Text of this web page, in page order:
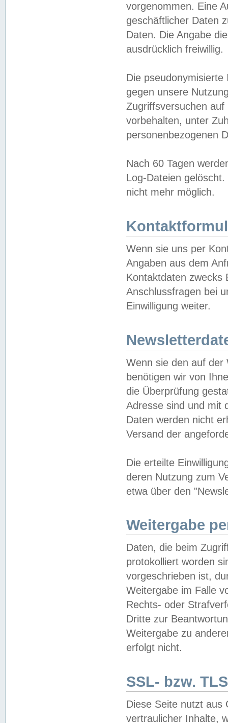
vorgenommen. Eine
geschäftlicher Daten
Daten. Die Angabe
ausdrücklich freiwillig.
Die
gegen unsere
Zugriffsversuchen
vorbehalten, unter
personenbezogenen
Nach 60 Tagen
Log-Dateien
nicht mehr möglich.
Wenn sie uns per
Angaben aus dem
Kontaktdaten zwecks
Anschlussfragen bei
Einwilligung weiter.
Wenn sie den auf der
benötigen wir von
die Überprüfung
Adresse sind und mit
Daten werden nicht
Versand der
Die erteilte
deren Nutzung zum
etwa über den
Weitergabe
Daten, die beim
protokolliert worden
vorgeschrieben ist,
Weitergabe im Falle
Rechts- oder
Dritte zur
Weitergabe zu
erfolgt nicht.
SSL- bzw.
Diese Seite nutzt aus
vertraulicher Inhalte,